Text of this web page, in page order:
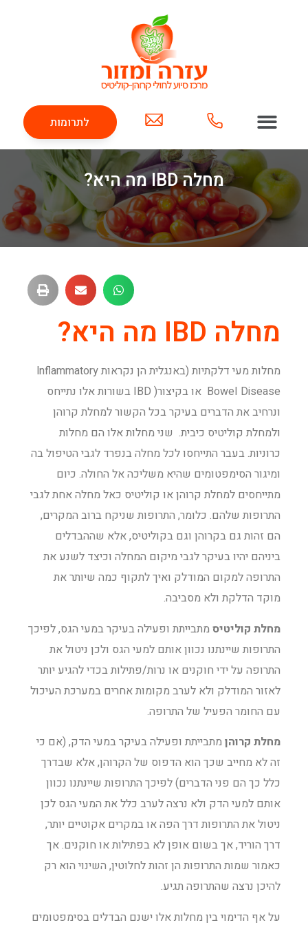
לתרומות
מחלה IBD מה היא?
מחלה IBD מה היא?
מחלות מעי דלקתיות (באנגלית הן נקראות lnflammatory
BoweI Disease או בקיצור( IBD בשורות אלו נתייחס
ונרחיב את הדברים בעיקר בכל הקשור למחלת קרוהן
ולמחלת קוליטיס כיבית. שני מחלות אלו הם מחלות
כרוניות. בעבר התייחסו לכל מחלה בנפרד לגבי הטיפול בה
ומיגור הסימפטומים שהיא משליכה אל החולה. כיום
מתייחסים למחלת קרוהן או קוליטיס כאל מחלה אחת לגבי
התרופות שלהם. כלומר, התרופות שניקח ברוב המקרים,
הם זהות גם בקרוהן וגם בקוליטיס, אלא שההבדלים
ביניהם יהיו בעיקר לגבי מיקום המחלה וכיצד לשנע את
התרופה למקום המודלק ואיך לתקוף כמה שיותר את
מוקד הדלקת ולא מסביבה.
מחלת קוליטיס מתבייתת ופעילה בעיקר במעי הגס, לפיכך
התרופות שיינתנו נכוון אותם למעי הגס ולכן ניטול את
התרופה על ידי חוקנים או נרות/פתילות בכדי להגיע יותר
לאזור המודלק ולא לערב מקומות אחרים במערכת העיכול
עם החומר הפעיל של התרופה.
מחלת קרוהן מתבייתת ופעילה בעיקר במעי הדק, (אם כי
זה לא מחייב שכך הוא הדפוס של הקרוהן, אלא שבדרך
כלל כך הם פני הדברים) לפיכך התרופות שיינתנו נכוון
אותם למעי הדק ולא נרצה לערב כלל את המעי הגס לכן
ניטול את התרופות דרך הפה או במקרים אקוטיים יותר,
דרך הוריד, אך בשום אופן לא בפתילות או חוקנים. אך
כאמור שמות התרופות הן זהות לחלוטין, השינוי הוא רק
להיכן נרצה שהתרופה תגיע.
על אף הדימוי בין מחלות אלו ישנם הבדלים בסימפטומים